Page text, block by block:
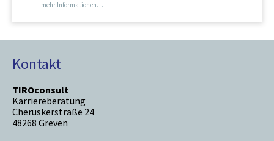
mehr Informationen…
Kontakt
TIROconsult
Karriereberatung
Cheruskerstraße 24
48268 Greven